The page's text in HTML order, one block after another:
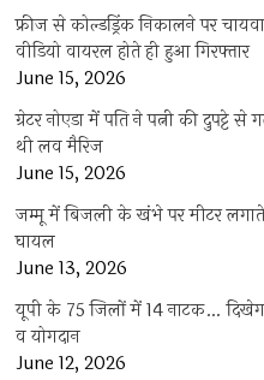
फ्रीज से कोल्डड्रिंक निकालने पर
वीडियो वायरल होते ही हुआ गिरफ्तार
June 15, 2026
ग्रेटर नोएडा में पति ने पत्नी की
थी लव मैरिज
June 15, 2026
जम्मू में बिजली के खंभे पर मीटर
घायल
June 13, 2026
यूपी के 75 जिलों में 14 नाटक… दिखेगा
व योगदान
June 12, 2026